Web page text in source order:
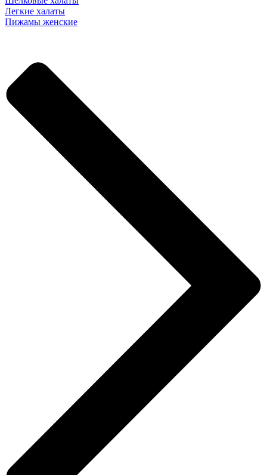
Легкие халаты
Пижамы женские